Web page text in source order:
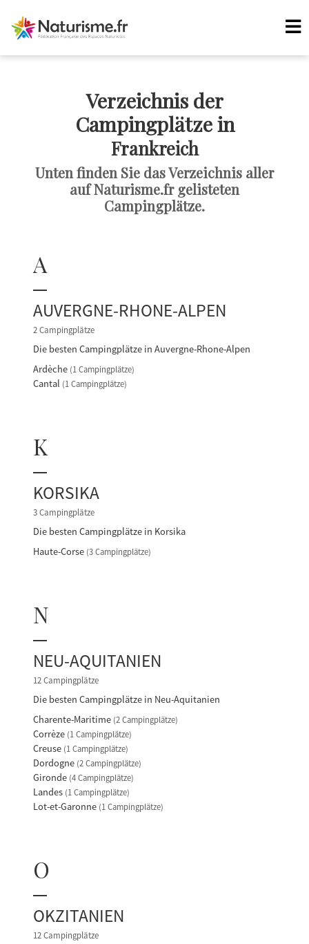
Verzeichnis der
Campingplätze in
Frankreich
Unten finden Sie das Verzeichnis aller
auf Naturisme.fr gelisteten
Campingplätze.
A
AUVERGNE-RHONE-ALPEN
2 Campingplätze
Die besten Campingplätze in Auvergne-Rhone-Alpen
Ardèche (1 Campingplätze)
Cantal (1 Campingplätze)
K
KORSIKA
3 Campingplätze
Die besten Campingplätze in Korsika
Haute-Corse (3 Campingplätze)
N
NEU-AQUITANIEN
12 Campingplätze
Die besten Campingplätze in Neu-Aquitanien
Charente-Maritime (2 Campingplätze)
Corrèze (1 Campingplätze)
Creuse (1 Campingplätze)
Dordogne (2 Campingplätze)
Gironde (4 Campingplätze)
Landes (1 Campingplätze)
Lot-et-Garonne (1 Campingplätze)
O
OKZITANIEN
12 Campingplätze